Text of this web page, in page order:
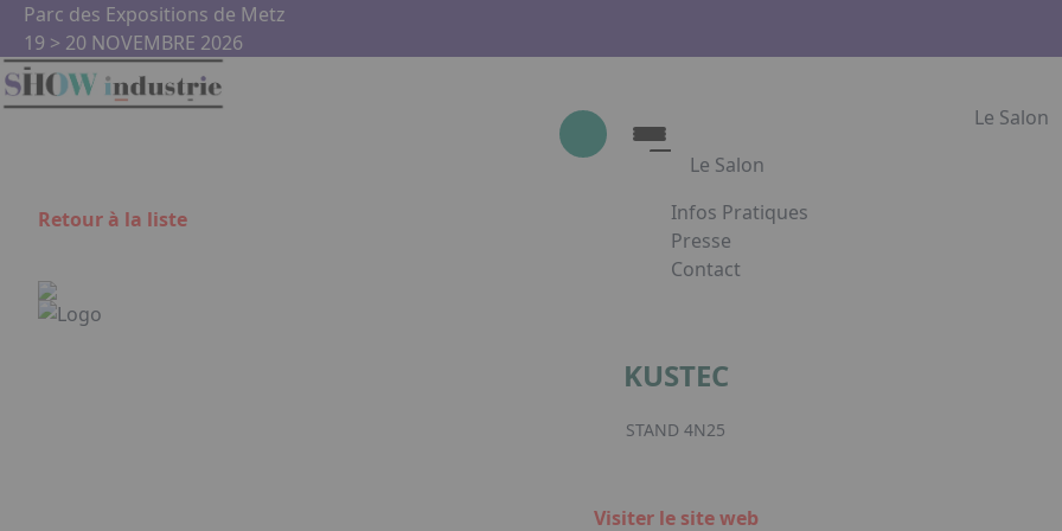
Aller au contenu principal
Parc des Expositions de Metz
19 > 20 NOVEMBRE 2026
Le Salon
Le Salon
Le Salon
Show Industrie
Infos Pratiques
Presse
Contact
Retour à la liste
KUSTEC
STAND 4N25
Visiter le site web
Panneau de gestion des cookies